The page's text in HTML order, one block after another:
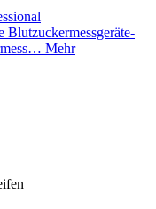
Blutzuckermessgeräte-
Mehr